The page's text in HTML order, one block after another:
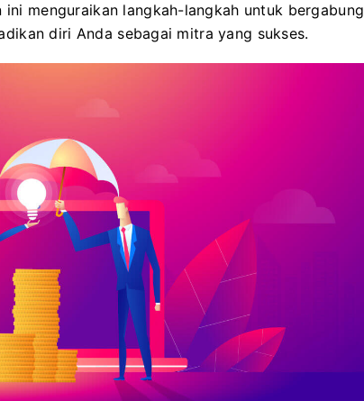
menguraikan langkah-langkah untuk bergabung
diri Anda sebagai mitra yang sukses.